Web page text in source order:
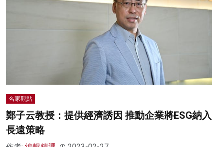
名家觀點
鄭子云教授：提供經濟誘因 推動企業將ESG納入
長遠策略